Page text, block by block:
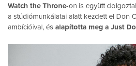
Watch the Throne-on is együtt
a stúdiómunkálatai alatt kezdett el Don
ambícióival, és alapította meg a Just